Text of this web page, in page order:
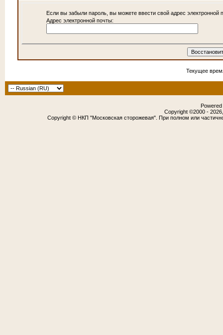
Если вы забыли пароль, вы можете ввести свой адрес
Адрес электронной почты:
Текущее
Copyright ©2000 -
Copyright © НКП "Московская сторожевая". При полном или